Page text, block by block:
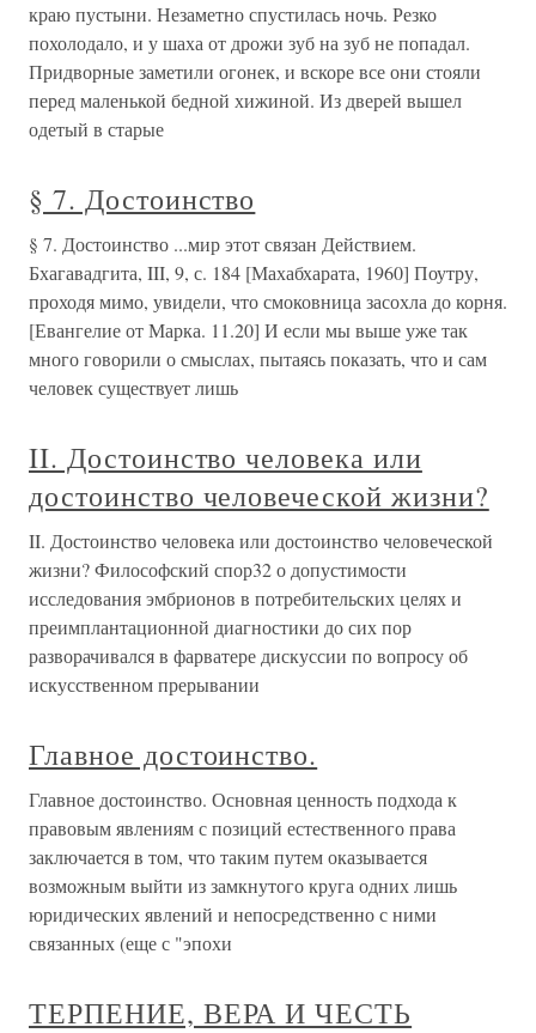
краю пустыни. Незаметно спустилась ночь. Резко
похолодало, и у шаха от дрожи зуб на зуб не попадал.
Придворные заметили огонек, и вскоре все они стояли
перед маленькой бедной хижиной. Из дверей вышел
одетый в старые
§ 7. Достоинство
§ 7. Достоинство ...мир этот связан Действием.
Бхагавадгита, III, 9, с. 184 [Махабхарата, 1960] Поутру,
проходя мимо, увидели, что смоковница засохла до корня.
[Евангелие от Марка. 11.20] И если мы выше уже так
много говорили о смыслах, пытаясь показать, что и сам
человек существует лишь
II. Достоинство человека или
достоинство человеческой жизни?
II. Достоинство человека или достоинство человеческой
жизни? Философский спор32 о допустимости
исследования эмбрионов в потребительских целях и
преимплантационной диагностики до сих пор
разворачивался в фарватере дискуссии по вопросу об
искусственном прерывании
Главное достоинство.
Главное достоинство. Основная ценность подхода к
правовым явлениям с позиций естественного права
заклю­чается в том, что таким путем оказывается
возможным выйти из замкнутого круга одних лишь
юридических явлений и непосредственно с ними
связанных (еще с "эпохи
ТЕРПЕНИЕ, ВЕРА И ЧЕСТЬ